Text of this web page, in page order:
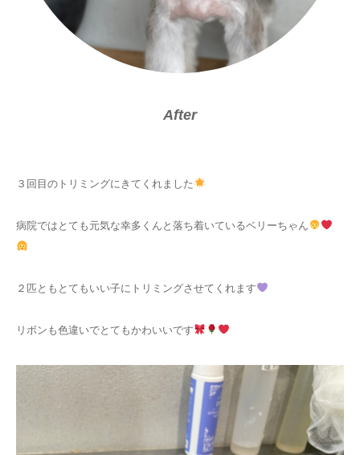
After
３回目のトリミングにきてくれました
病院ではとても元気な幸多くんと落ち着いているベリーちゃん
２匹ともとてもいい子にトリミングさせてくれます
リボンも色違いでとてもかわいいです